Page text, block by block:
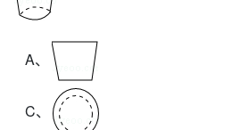
A、
C、